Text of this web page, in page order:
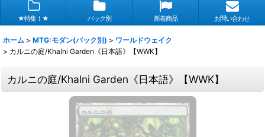
★特集！★ パック別 新着商品 お問い合わせ
ホーム > MTG:モダン(パック別) > ワールドウェイク
> カルニの庭/Khalni Garden《日本語》【WWK】
カルニの庭/Khalni Garden《日本語》【WWK】